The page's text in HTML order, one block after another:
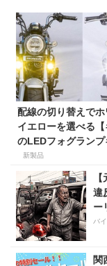
配線の切り替えでホ
イエローを選べる【
のLEDフォグランプ
ホンダ ダックス／
新製品
違
ー
バ
関